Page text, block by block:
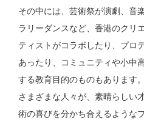
その中には、芸術祭が演劇、音
ラリーダンスなど、香港のクリ
ティストがコラボしたり、プロ
あったり、コミュニティや小中
する教育目的のものもあります
さまざまな人々が、素晴らしい
術の喜びを分かち合えるような